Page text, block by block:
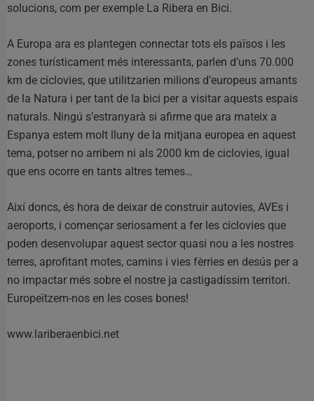
solucions, com per exemple La Ribera en Bici.
A Europa ara es plantegen connectar tots els països i les
zones turísticament més interessants, parlen d’uns 70.000
km de ciclovies, que utilitzarien milions d’europeus amants
de la Natura i per tant de la bici per a visitar aquests espais
naturals. Ningú s’estranyarà si afirme que ara mateix a
Espanya estem molt lluny de la mitjana europea en aquest
tema, potser no arribem ni als 2000 km de ciclovies, igual
que ens ocorre en tants altres temes…
Així doncs, és hora de deixar de construir autovies, AVEs i
aeroports, i començar seriosament a fer les ciclovies que
poden desenvolupar aquest sector quasi nou a les nostres
terres, aprofitant motes, camins i vies fèrries en desús per a
no impactar més sobre el nostre ja castigadíssim territori.
Europeïtzem-nos en les coses bones!
www.lariberaenbici.net